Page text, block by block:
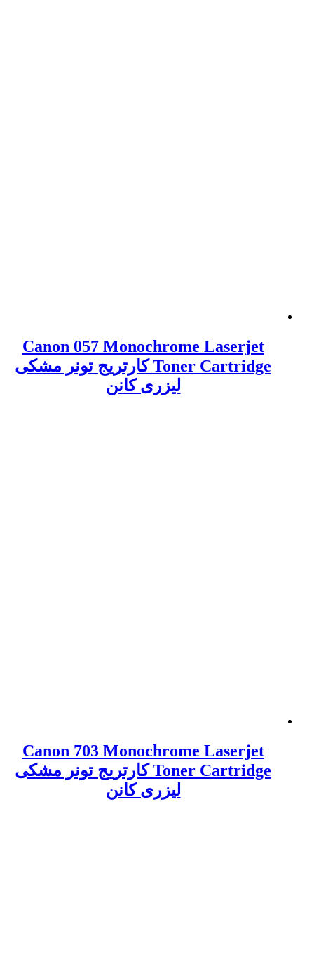
Canon 057 Monochrome Laserjet
Toner Cartridge کارتریج تونر مشکی
لیزری کانن
Canon 703 Monochrome Laserjet
Toner Cartridge کارتریج تونر مشکی
لیزری کانن